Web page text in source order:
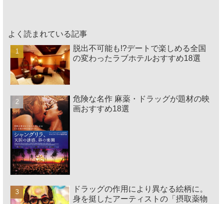
よく読まれている記事
脱出不可能も!?デートで楽しめる全国
の変わったラブホテルおすすめ18選
危険な名作 麻薬・ドラッグが題材の映
画おすすめ18選
ドラッグの作用により異なる絵柄に。
身を挺したアーティストの「摂取薬物